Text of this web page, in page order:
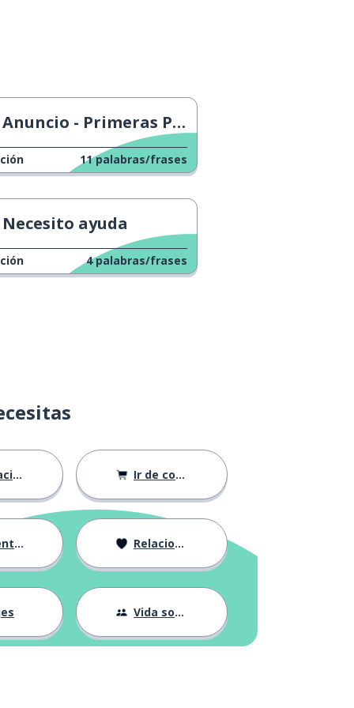
Anuncio - Primeras Palabras
11 palabras/frases
Necesito ayuda
4 palabras/frases
Ir de compras
Relaciones
Vida social